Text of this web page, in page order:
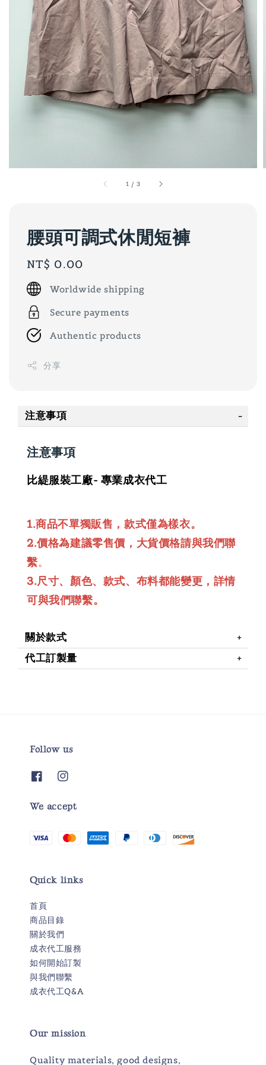
1 / 3
腰頭可調式休閒短褲
Regular
price
NT$ 0.00
Worldwide shipping
Secure payments
Authentic products
分享
注意事項
注意事項
比緹服裝工廠- 專業成衣代工
1.商品不單獨販售，款式僅為樣衣。
2.價格為建議零售價，大貨價格請與我們聯
繫。
3.尺寸、顏色、款式、布料都能變更，詳情
可與我們聯繫。
關於款式
代工訂製量
Follow us
We accept
Quick links
首頁
商品目錄
關於我們
成衣代工服務
如何開始訂製
與我們聯繫
成衣代工Q&A
Our mission
Quality materials, good designs,